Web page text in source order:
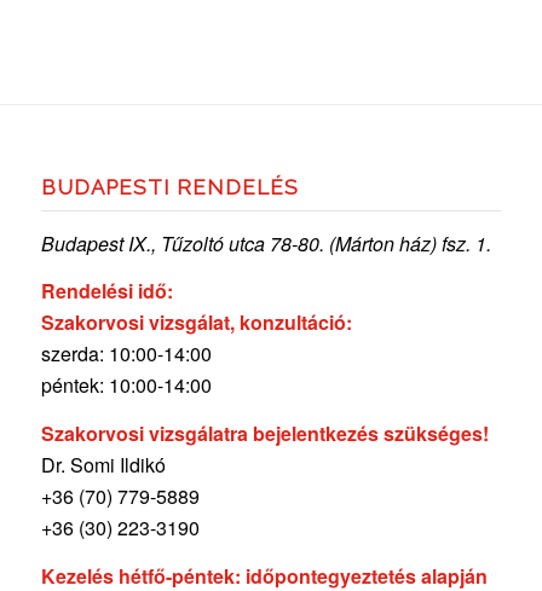
BUDAPESTI RENDELÉS
Budapest IX., Tűzoltó utca 78-80. (Márton ház) fsz. 1.
Rendelési idő:
Szakorvosi vizsgálat, konzultáció:
szerda: 10:00-14:00
péntek: 10:00-14:00
Szakorvosi vizsgálatra bejelentkezés szükséges!
Dr. Somi Ildikó
+36 (70) 779-5889
+36 (30) 223-3190
Kezelés hétfő-péntek: időpontegyeztetés alapján